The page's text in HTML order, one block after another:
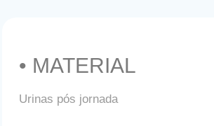
• MATERIAL
Urinas pós jornada